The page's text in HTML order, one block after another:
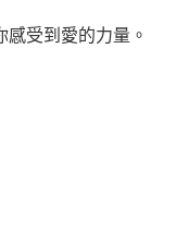
受到愛的力量。